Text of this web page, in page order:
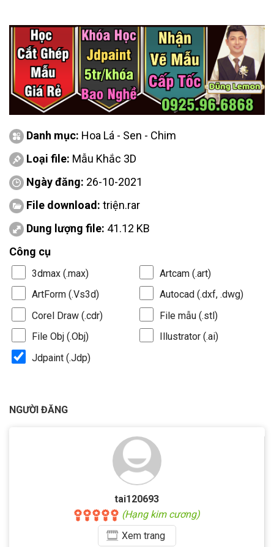
Danh mục: Hoa Lá - Sen - Chim
Loại file: Mẫu Khắc 3D
Ngày đăng: 26-10-2021
File download: triện.rar
Dung lượng file: 41.12 KB
Công cụ
3dmax (.max)
Artcam (.art)
ArtForm (.Vs3d)
Autocad (.dxf, .dwg)
Corel Draw (.cdr)
File mẫu (.stl)
File Obj (.Obj)
Illustrator (.ai)
Jdpaint (.Jdp)
NGƯỜI ĐĂNG
tai120693
(Hạng kim cương)
Xemtrang